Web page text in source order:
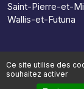
Saint-Pierre-et-
Wallis-et-Futuna
© 2026,
Ce site utilise des
souhaitez activer